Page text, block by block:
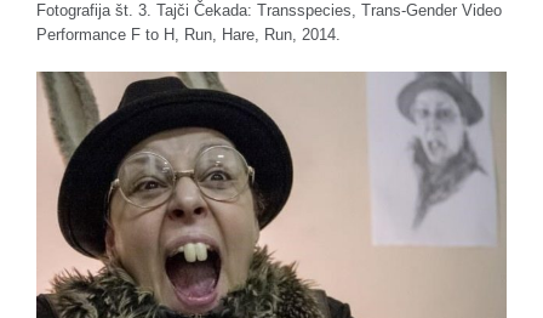
Fotografija št. 3. Tajči Čekada: Transspecies, Trans-Gender Video
Performance F to H, Run, Hare, Run, 2014.